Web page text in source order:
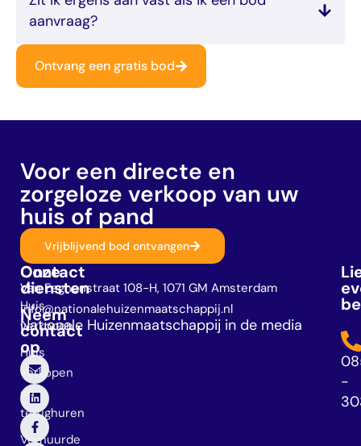
aanvraag?
Ontvang een gratis bod
Voor een directe en
zorgeloze verkoop van uw
huis of pand
Vrijblijvend bod ontvangen
Neem
contact
op
Onze
diensten
Huis
verkopen
Huis
verkopen
en
terughuren
Verhuurde
Contact
Van Eeghenstraat 108-H, 1071 GM Amsterdam
info@nationalehuizenmaatschappij.nl
Nationale Huizenmaatschappij in de media
-